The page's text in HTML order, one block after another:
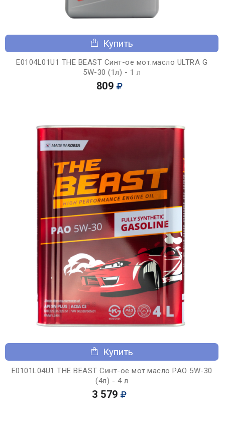
Купить
E0104L01U1 THE BEAST Синт-ое мот.масло ULTRA G
5W-30 (1л) - 1 л
809
Купить
E0101L04U1 THE BEAST Синт-ое мот.масло PAO 5W-30
(4л) - 4 л
3 579